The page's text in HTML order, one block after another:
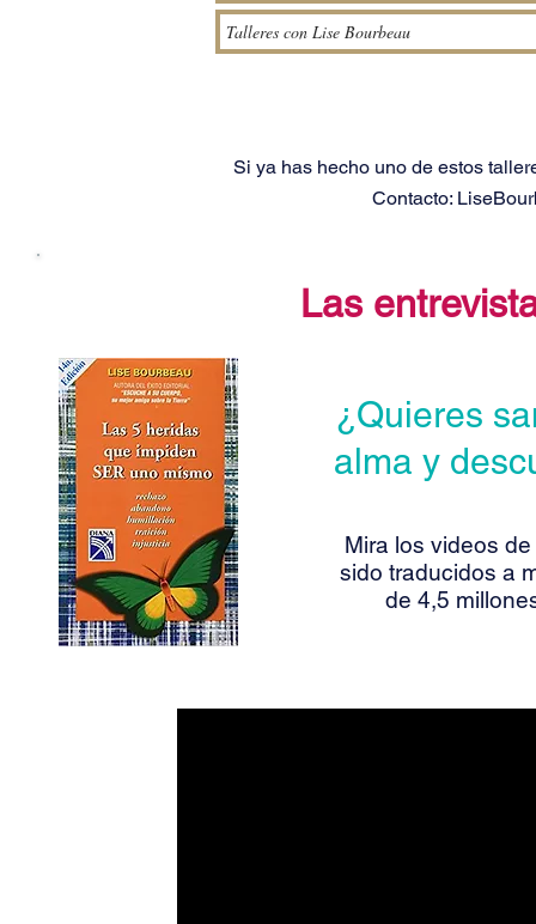
Si ya has hecho uno de estos
Contacto:
Las
¿Quieres
alma y
Mira los videos
sido traducidos a
de 4,5